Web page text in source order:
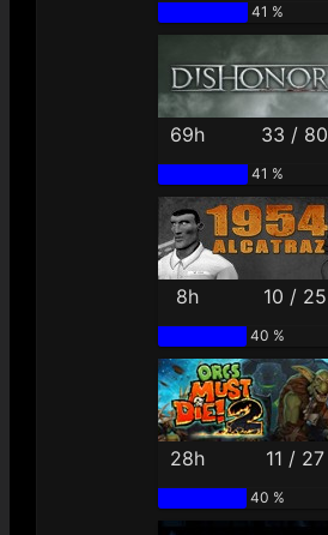
41 %
69h 33 / 80
41 %
8h 10 / 25
40 %
28h 11 / 27
40 %